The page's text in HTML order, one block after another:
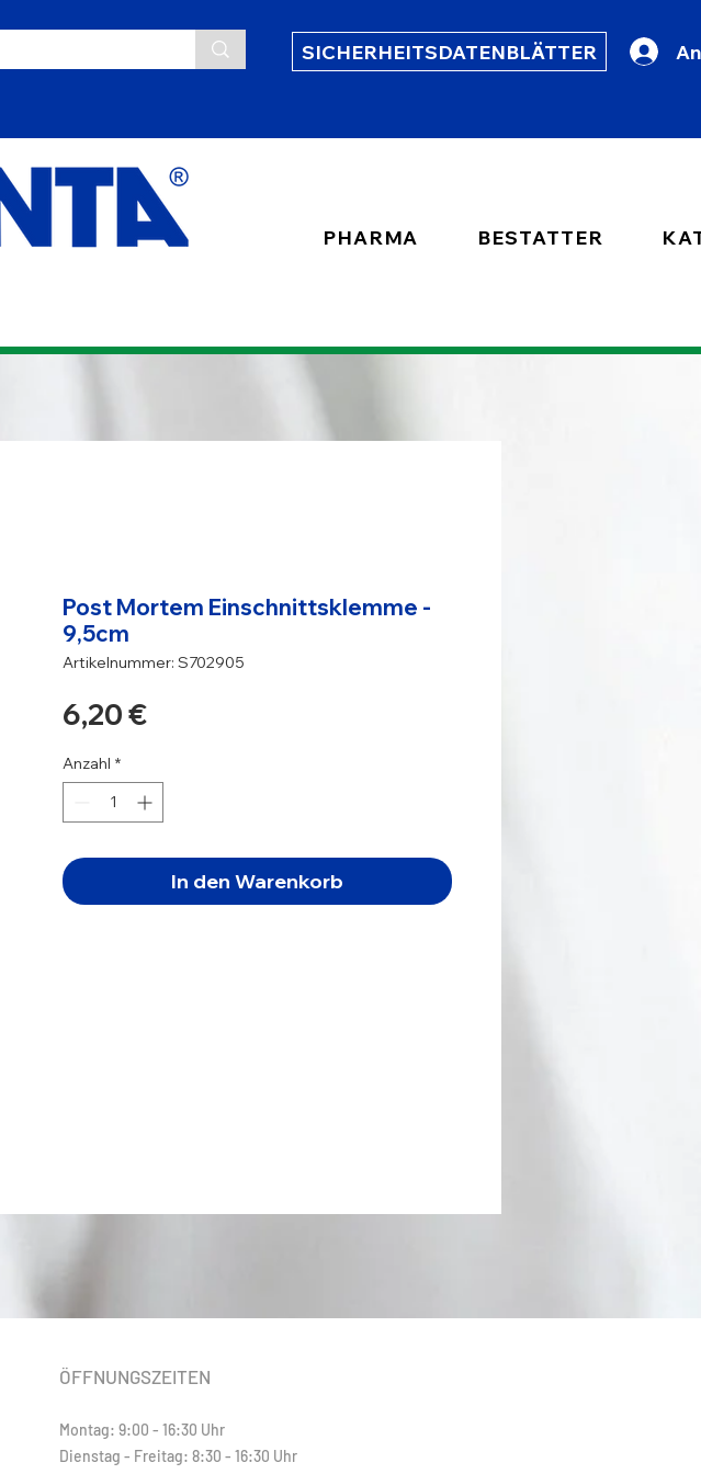
SICHERHEITSDATENBLÄTTER
PHARMA BESTATTER
Post Mortem Einschnittsklemme -
9,5cm
Artikelnummer: S702905
6,20 €Preis
Anzahl *
In den Warenkorb
ÖFFNUNGSZEITEN
Montag: 9:00 - 16:30 Uhr
Dienstag - Freitag: 8:30 - 16:30 Uhr